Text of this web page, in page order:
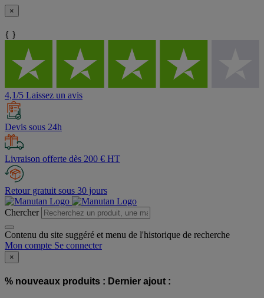
×
{ }
4,1/5 Laissez un avis
Devis sous 24h
Livraison offerte dès 200 € HT
Retour gratuit sous 30 jours
Chercher
Contenu du site suggéré et menu de l'historique de recherche
Mon compte Se connecter
×
% nouveaux produits : Dernier ajout :